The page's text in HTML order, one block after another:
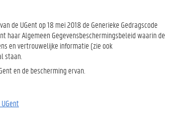
de UGent op 18 mei 2018 de Generieke Gedragscode
haar Algemeen Gegevensbeschermingsbeleid waarin de
en vertrouwelijke informatie (zie ook
staan.
en de bescherming ervan.